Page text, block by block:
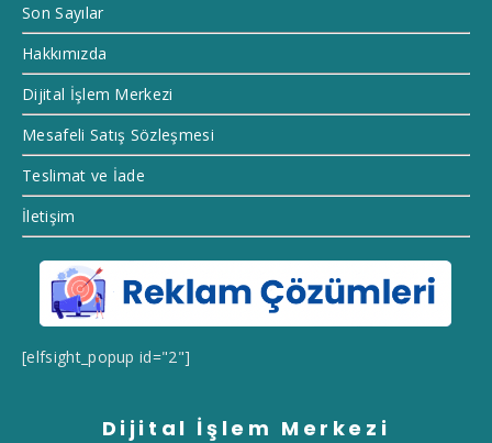
Son Sayılar
Hakkımızda
Dijital İşlem Merkezi
Mesafeli Satış Sözleşmesi
Teslimat ve İade
İletişim
[elfsight_popup id="2"]
Dijital İşlem Merkezi